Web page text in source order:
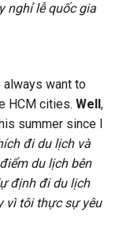
nghỉ lễ quốc gia
always want to
HCM cities. Well,
summer since I
đi du lịch và
du lịch bên
định đi du lịch
vì tôi thực sự yêu